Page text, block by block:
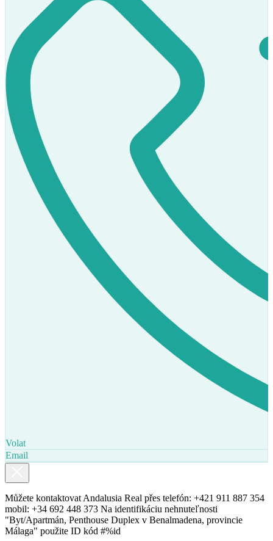
Volat
Email
Můžete kontaktovat Andalusia Real přes telefón: +421 911 887 354
mobil: +34 692 448 373 Na identifikáciu nehnuteľnosti
"Byt/Apartmán, Penthouse Duplex v Benalmadena, provincie
Málaga" použite ID kód #%id